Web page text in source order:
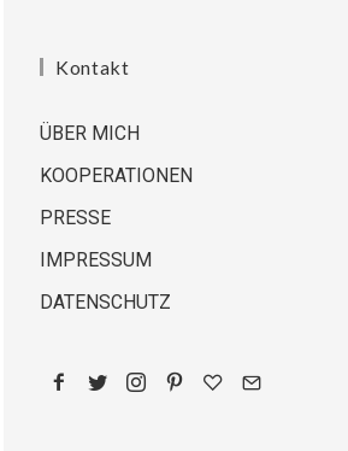
Kontakt
ÜBER MICH
KOOPERATIONEN
PRESSE
IMPRESSUM
DATENSCHUTZ